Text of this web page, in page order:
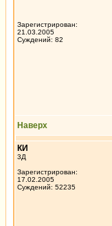
Зарегистрирован:
21.03.2005
Суждений: 82
Наверх
КИ
3Д
Зарегистрирован:
17.02.2005
Суждений: 52235